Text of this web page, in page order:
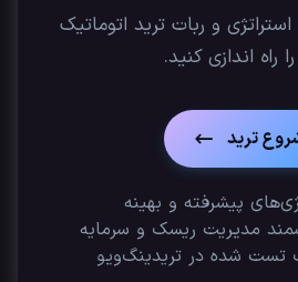
و ربات ترید اتوماتیک
راه اندازی کنید.
ترید
پیشرفته و بهینه
مدیریت ریسک و سرمایه
تست شده در تریدینگ‌ویو